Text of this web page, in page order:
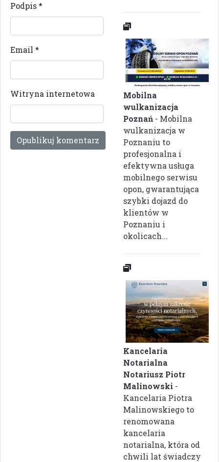
Podpis*
Email *
Witryna internetowa
Mobilna
wulkanizacja
Poznań - Mobilna
wulkanizacja w
Poznaniu to
profesjonalna i
efektywna usługa
mobilnego serwisu
opon, gwarantująca
szybki dojazd do
klientów w
Poznaniu i
okolicach...
Kancelaria
Notarialna
Notariusz Piotr
Malinowski -
Kancelaria Piotra
Malinowskiego to
renomowana
kancelaria
notarialna, która od
chwili lat świadczy